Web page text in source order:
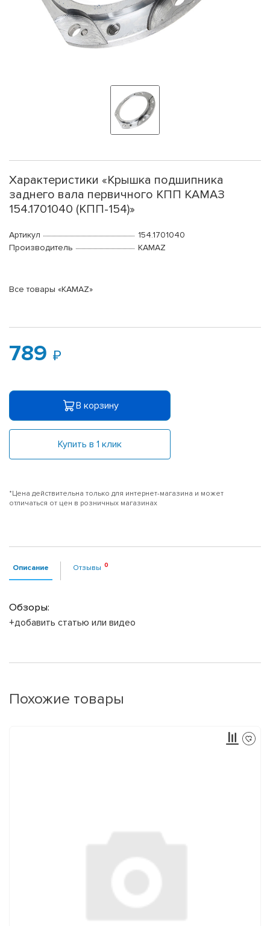
Характеристики «Крышка подшипника
заднего вала первичного КПП КАМАЗ
154.1701040 (КПП-154)»
Артикул
154.1701040
Производитель
KAMAZ
Все товары «KAMAZ»
789
В корзину
Купить в 1 клик
*Цена действительна только для интернет-магазина и может
отличаться от цен в розничных магазинах
Описание Отзывы
Обзоры:
+добавить статью или видео
Похожие товары